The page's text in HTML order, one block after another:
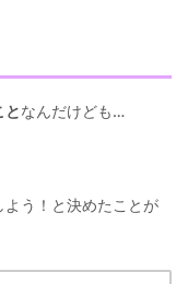
となんだけども…
う！と決めたことが